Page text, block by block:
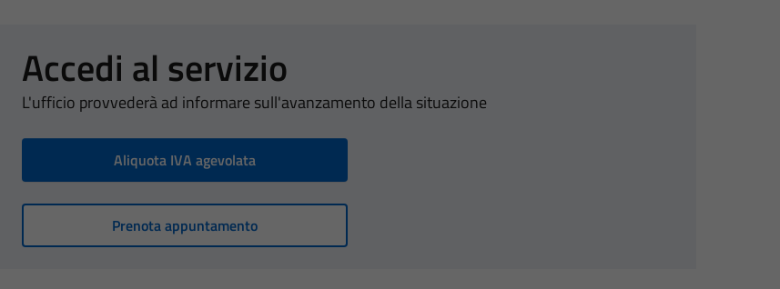
Accedi al servizio
L'ufficio provvederà ad informare sull'avanzamento della situazione
Aliquota IVA agevolata
Prenota appuntamento